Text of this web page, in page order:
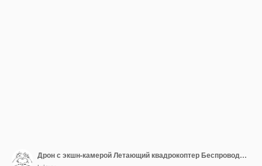
Дрон с экшн-камерой Летающий квадрокоптер Беспроводной современный дрон с креплениями Быстрая доставка